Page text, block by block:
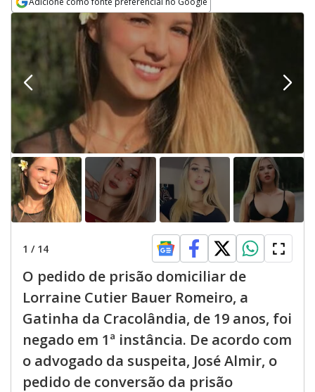
Opens in new window
1 / 14
O pedido de prisão domiciliar de
Lorraine Cutier Bauer Romeiro, a
Gatinha da Cracolândia, de 19 anos, foi
negado em 1ª instância. De acordo com
o advogado da suspeita, José Almir, o
pedido de conversão da prisão